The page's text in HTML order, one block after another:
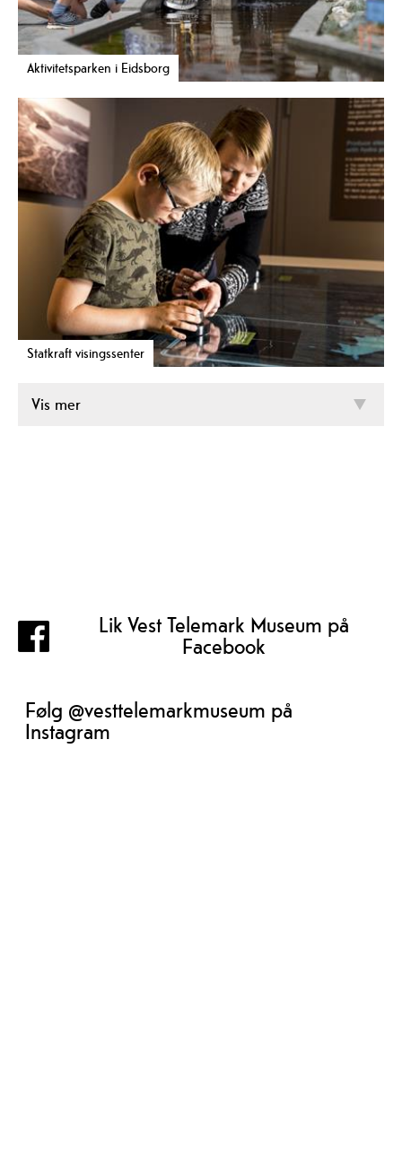
Aktivitetsparken i Eidsborg
Statkraft visingssenter
Vis mer
Lik Vest Telemark Museum på
Facebook
Følg @vesttelemarkmuseum på
Instagram